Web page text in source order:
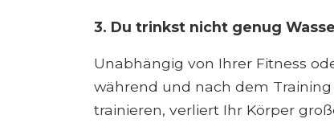
3. Du trinkst nicht genug
Unabhängig von Ihrer Fitness
während und nach dem
trainieren, verliert Ihr Körper